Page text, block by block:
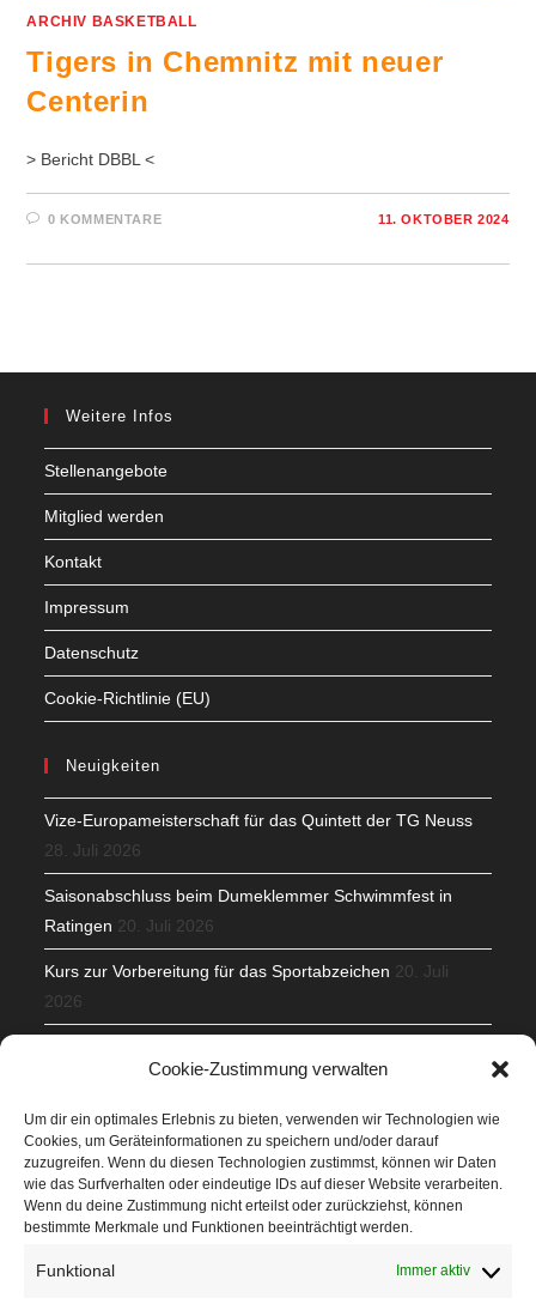
Cookie-Zustimmung verwalten
Um dir ein optimales Erlebnis zu bieten, verwenden wir Technologien wie
Cookies, um Geräteinformationen zu speichern und/oder darauf
zuzugreifen. Wenn du diesen Technologien zustimmst, können wir Daten
wie das Surfverhalten oder eindeutige IDs auf dieser Website verarbeiten.
Wenn du deine Zustimmung nicht erteilst oder zurückziehst, können
bestimmte Merkmale und Funktionen beeinträchtigt werden.
Funktional Immer aktiv
ARCHIV BASKETBALL
Tigers in Chemnitz mit neuer
Centerin
> Bericht DBBL <
0 KOMMENTARE 11. OKTOBER 2024
Weitere Infos
Stellenangebote
Mitglied werden
Kontakt
Impressum
Datenschutz
Cookie-Richtlinie (EU)
Neuigkeiten
Vize-Europameisterschaft für das Quintett der TG Neuss
28. Juli 2026
Saisonabschluss beim Dumeklemmer Schwimmfest in
Ratingen 20. Juli 2026
Kurs zur Vorbereitung für das Sportabzeichen 20. Juli
2026
Veranstaltungen
Höffner Run